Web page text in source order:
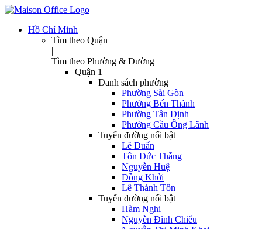
Hồ Chí Minh
Tìm theo Quận
|
Tìm theo Phường & Đường
Quận 1
Danh sách phường
Phường Sài Gòn
Phường Bến Thành
Phường Tân Định
Phường Cầu Ông Lãnh
Tuyến đường nổi bật
Lê Duẩn
Tôn Đức Thắng
Nguyễn Huệ
Đồng Khởi
Lê Thánh Tôn
Tuyến đường nổi bật
Hàm Nghi
Nguyễn Đình Chiểu